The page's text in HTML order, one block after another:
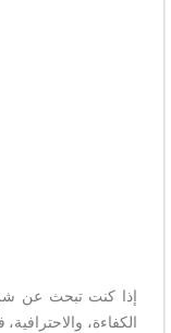
إذا كنت تبحث عن
الكفاءة،